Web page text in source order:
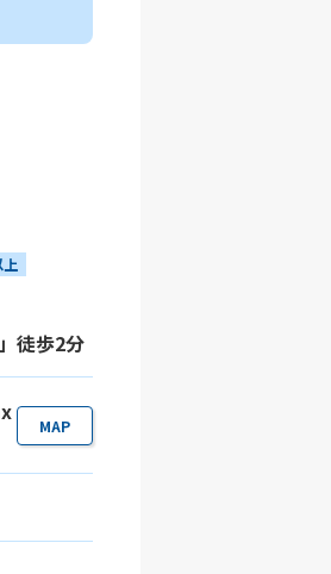
徒歩2分
MAP